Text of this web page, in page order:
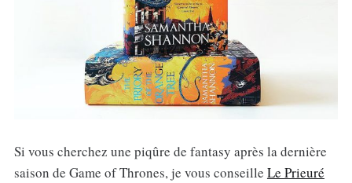
Si vous cherchez une piqûre de fantasy après la dernière
saison de Game of Thrones, je vous conseille Le Prieuré